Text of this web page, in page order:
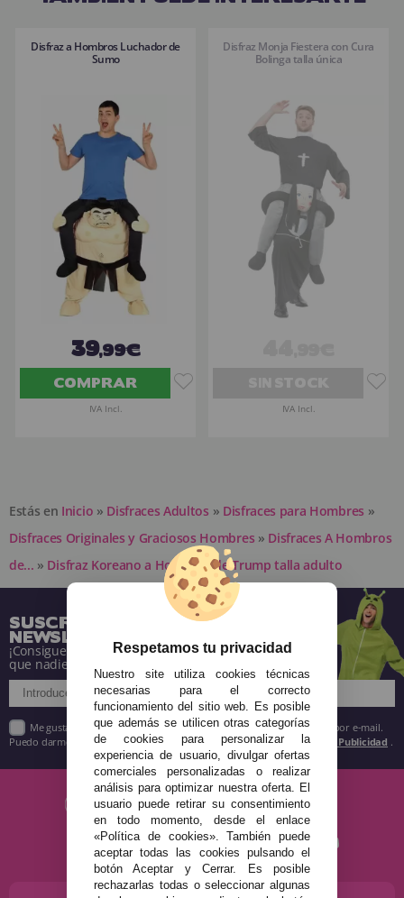
Disfraz a Hombros Luchador de
Sumo
39,99€
COMPRAR
IVA Incl.
Disfraz Monja Fiestera con Cura
Bolinga talla única
IVA Incl.
Estás en Inicio » Disfraces Adultos » Disfraces para Hombres »
Disfraces Originales y Graciosos Hombres » Disfraces A Hombros
de... » Disfraz Koreano a Hombros de Trump talla adulto
SUSCRÍBETE A NUESTRA
NEWSLETTER
¡Consigue descuentos y entérate de todo antes
que nadie!
Me gustaría recibir descuentos exclusivos, novedades y tendencias por e-mail.
Puedo darme de baja cuando quiera según lo recogido en la Política de Publicidad .
Respetamos tu privacidad
Nuestro site utiliza cookies técnicas
necesarias para el correcto
funcionamiento del sitio web. Es posible
que además se utilicen otras categorías
de cookies para personalizar la
experiencia de usuario, divulgar ofertas
comerciales personalizadas o realizar
análisis para optimizar nuestra oferta. El
usuario puede retirar su consentimiento
en todo momento, desde el enlace
«Política de cookies». También puede
aceptar todas las cookies pulsando el
botón Aceptar y Cerrar. Es posible
rechazarlas todas o seleccionar algunas